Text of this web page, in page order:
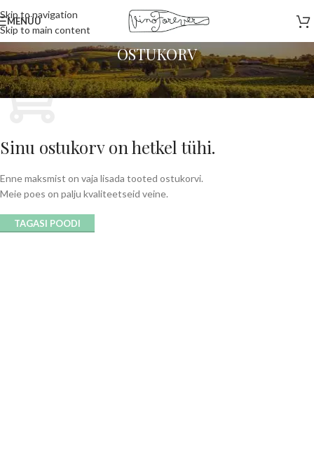
Skip to navigation
Skip to main content
MENÜÜ
OSTUKORV
Sinu ostukorv on hetkel tühi.
Enne maksmist on vaja lisada tooted ostukorvi.
Meie poes on palju kvaliteetseid veine.
TAGASI POODI